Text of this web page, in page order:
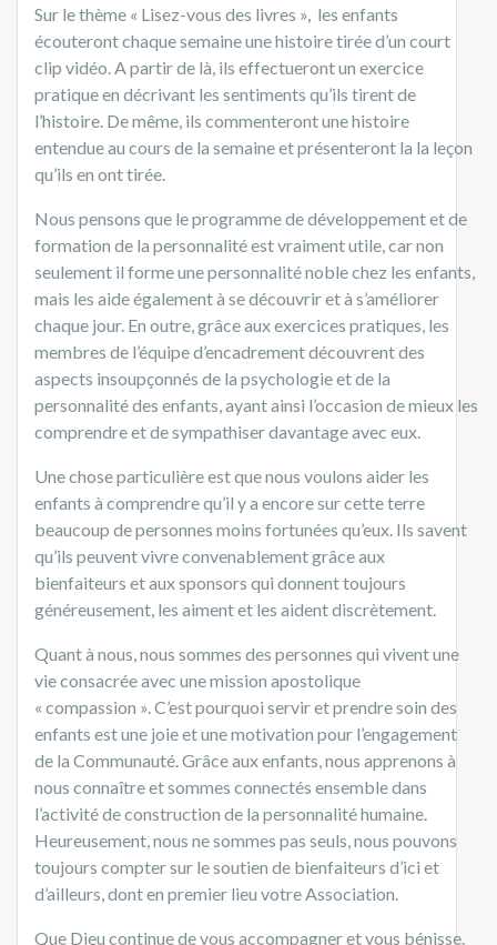
Sur le thème « Lisez-vous des livres », les enfants
écouteront chaque semaine une histoire tirée d’un court
clip vidéo. A partir de là, ils effectueront un exercice
pratique en décrivant les sentiments qu’ils tirent de
l’histoire. De même, ils commenteront une histoire
entendue au cours de la semaine et présenteront la la leçon
qu’ils en ont tirée.
Nous pensons que le programme de développement et de
formation de la personnalité est vraiment utile, car non
seulement il forme une personnalité noble chez les enfants,
mais les aide également à se découvrir et à s’améliorer
chaque jour. En outre, grâce aux exercices pratiques, les
membres de l’équipe d’encadrement découvrent des
aspects insoupçonnés de la psychologie et de la
personnalité des enfants, ayant ainsi l’occasion de mieux les
comprendre et de sympathiser davantage avec eux.
Une chose particulière est que nous voulons aider les
enfants à comprendre qu’il y a encore sur cette terre
beaucoup de personnes moins fortunées qu’eux. Ils savent
qu’ils peuvent vivre convenablement grâce aux
bienfaiteurs et aux sponsors qui donnent toujours
généreusement, les aiment et les aident discrètement.
Quant à nous, nous sommes des personnes qui vivent une
vie consacrée avec une mission apostolique
« compassion ». C’est pourquoi servir et prendre soin des
enfants est une joie et une motivation pour l’engagement
de la Communauté. Grâce aux enfants, nous apprenons à
nous connaître et sommes connectés ensemble dans
l’activité de construction de la personnalité humaine.
Heureusement, nous ne sommes pas seuls, nous pouvons
toujours compter sur le soutien de bienfaiteurs d’ici et
d’ailleurs, dont en premier lieu votre Association.
Que Dieu continue de vous accompagner et vous bénisse.